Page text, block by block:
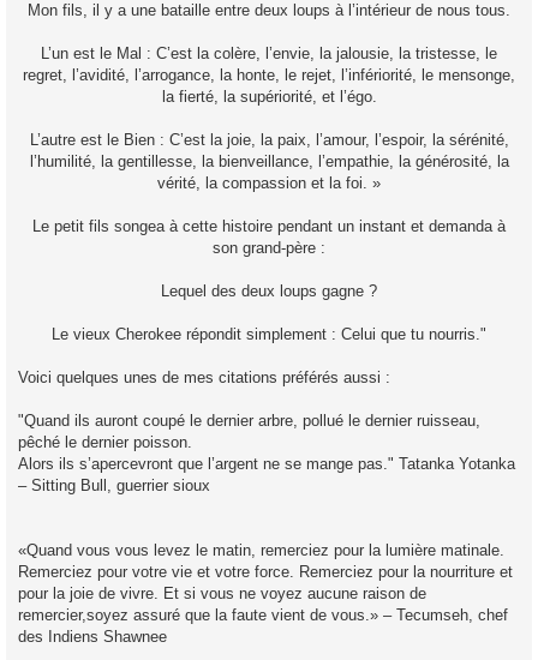
Mon fils, il y a une bataille entre deux loups à l’intérieur de nous tous.
L’un est le Mal : C’est la colère, l’envie, la jalousie, la tristesse, le
regret, l’avidité, l’arrogance, la honte, le rejet, l’infériorité, le mensonge,
la fierté, la supériorité, et l’égo.
L’autre est le Bien : C’est la joie, la paix, l’amour, l’espoir, la sérénité,
l’humilité, la gentillesse, la bienveillance, l’empathie, la générosité, la
vérité, la compassion et la foi. »
Le petit fils songea à cette histoire pendant un instant et demanda à
son grand-père :
Lequel des deux loups gagne ?
Le vieux Cherokee répondit simplement : Celui que tu nourris."
Voici quelques unes de mes citations préférés aussi :
"Quand ils auront coupé le dernier arbre, pollué le dernier ruisseau,
pêché le dernier poisson.
Alors ils s’apercevront que l’argent ne se mange pas." Tatanka Yotanka
– Sitting Bull, guerrier sioux
«Quand vous vous levez le matin, remerciez pour la lumière matinale.
Remerciez pour votre vie et votre force. Remerciez pour la nourriture et
pour la joie de vivre. Et si vous ne voyez aucune raison de
remercier,soyez assuré que la faute vient de vous.» – Tecumseh, chef
des Indiens Shawnee